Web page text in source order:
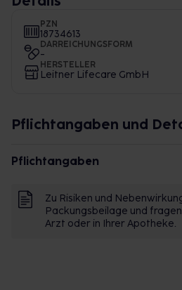
PZN
18734613
DARREICHUNGSFORM
-
HERSTELLER
Leitner Lifecare GmbH
Pflichtangaben und
Pflichtangaben
Zu Risiken und
Packungsbeilage und
Arzt oder in Ihrer Apotheke.